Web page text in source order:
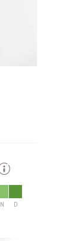
N D